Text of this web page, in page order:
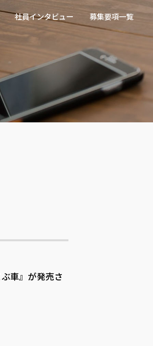
高・業界No.1企
社員インタビュー 募集要項一覧
車』が発売さ